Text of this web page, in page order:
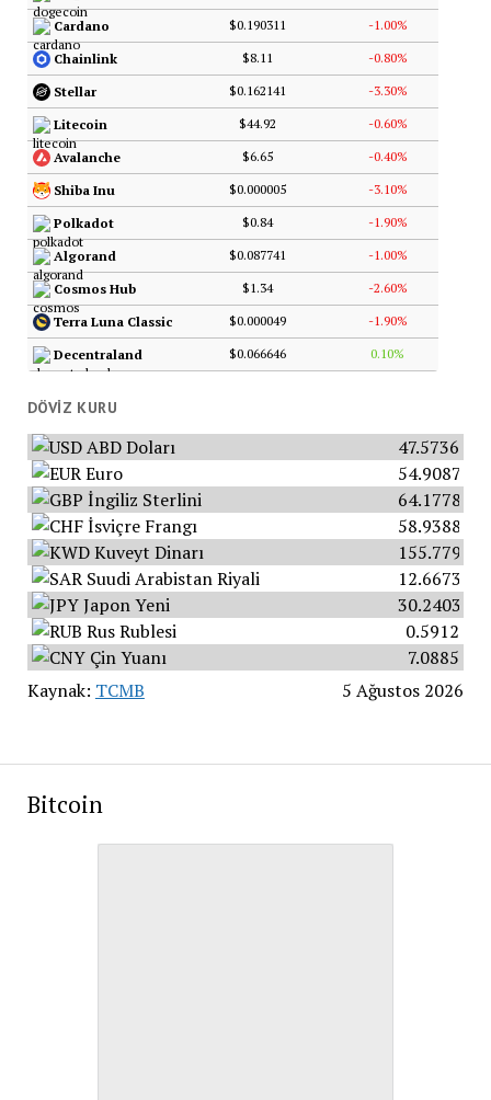
Cardano $0.190311 -1.00%
Chainlink $8.11 -0.80%
Stellar $0.162141 -3.30%
Litecoin $44.92 -0.60%
Avalanche $6.65 -0.40%
Shiba Inu $0.000005 -3.10%
Polkadot $0.84 -1.90%
Algorand $0.087741 -1.00%
Cosmos Hub $1.34 -2.60%
Terra Luna Classic $0.000049 -1.90%
Decentraland $0.066646 0.10%
DÖVIZ KURU
ABD Doları
47.5736
Euro
54.9087
İngiliz Sterlini
64.1778
İsviçre Frangı
58.9388
Kuveyt Dinarı
155.7793
Suudi Arabistan Riyali
12.6673
Japon Yeni
30.2403
Rus Rublesi
0.5912
Çin Yuanı
7.0885
Kaynak: TCMB 5 Ağustos 2026
Bitcoin